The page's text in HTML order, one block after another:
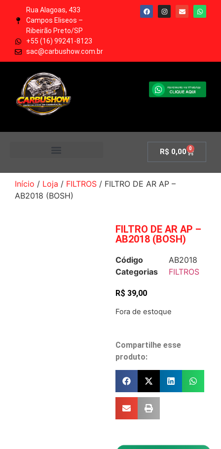
Rua Alagoas, 433
Campos Eliseos –
Ribeirão Preto/SP
+55 (16) 99241-8123
sac@carbushow.com.br
R$ 0,00 0
Início / Loja / FILTROS / FILTRO DE AR AP –
AB2018 (BOSH)
FILTRO DE AR AP –
AB2018 (BOSH)
Código
AB2018
Categorias
FILTROS
R$ 39,00
Fora de estoque
Compartilhe esse
produto: